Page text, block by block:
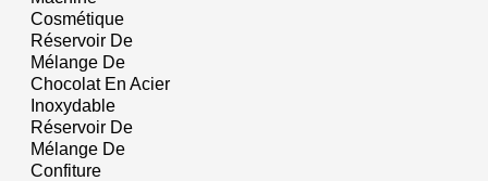
Cosmétique
Réservoir De
Mélange De
Chocolat En Acier
Inoxydable
Réservoir De
Mélange De
Confiture